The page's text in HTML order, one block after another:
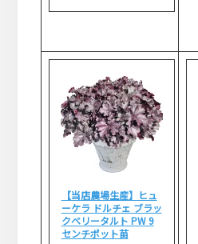
【当店農場生産】ヒュ
ーケラ ドルチェ ブラッ
クベリータルト PW 9
センチポット苗